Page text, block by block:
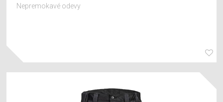
Nepremokavé odevy